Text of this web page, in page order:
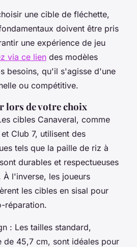
une cible de fléchette,
doivent être pris
une expérience de jeu
via ce lien des modèles
besoins, qu'il s'agisse d'une
ou compétitive.
lors de votre choix
cibles Canaveral, comme
Club 7, utilisent des
tels que la paille de riz à
durables et respectueuses
l'inverse, les joueurs
les cibles en sisal pour
réparation.
: Les tailles standard,
de 45,7 cm, sont idéales pour